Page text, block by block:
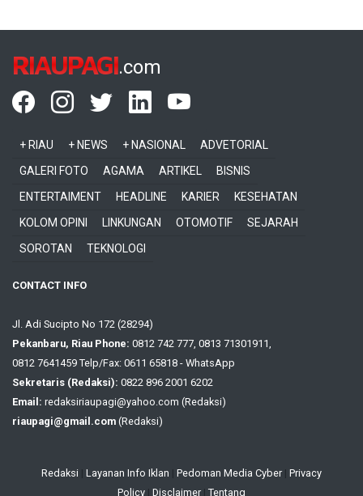
RIAUPAGI.com
+ RIAU + NEWS + NASIONAL
ADVETORIAL
GALERI FOTO
AGAMA ARTIKEL
BISNIS
ENTERTAIMENT
HEADLINE KARIER
KESEHATAN
KOLOM OPINI
LINKUNGAN OTOMOTIF
SEJARAH
SOROTAN
TEKNOLOGI
CONTACT INFO
Jl. Adi Sucipto No 172 (28294)
Pekanbaru, Riau Phone: 0812 742 777, 0813 71301911,
0812 7641459 Telp/Fax: 0611 65818 - WhatsApp
Sekretaris (Redaksi): 0822 896 2001 6202
Email: redaksiriaupagi@yahoo.com (Redaksi)
riaupagi@gmail.com (Redaksi)
Redaksi Layanan Info Iklan Pedoman Media Cyber Privacy
Policy Disclaimer Tentang